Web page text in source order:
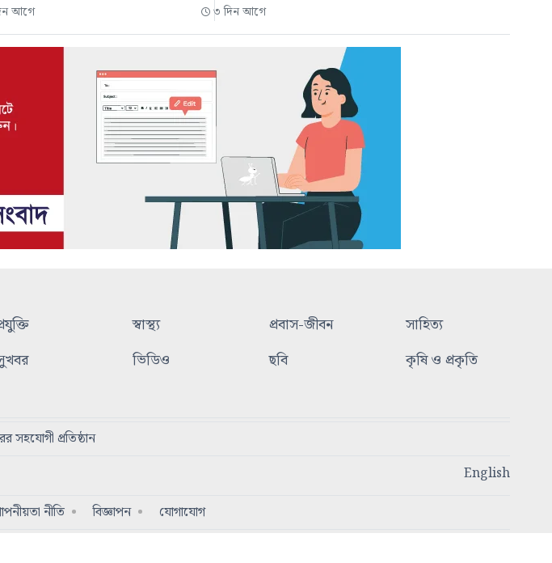
আগে ৩ দিন আগে
স্বাস্থ্য প্রবাস-জীবন
সাহিত্য
ভিডিও ছবি কৃষি ও প্রকৃতি
সহযোগী প্রতিষ্ঠান
English
নীতি বিজ্ঞাপন যোগাযোগ